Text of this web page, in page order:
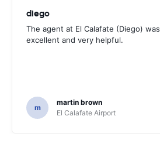
diego
The agent at El Calafate (Diego) was
excellent and very helpful.
m
martin brown
El Calafate Airport